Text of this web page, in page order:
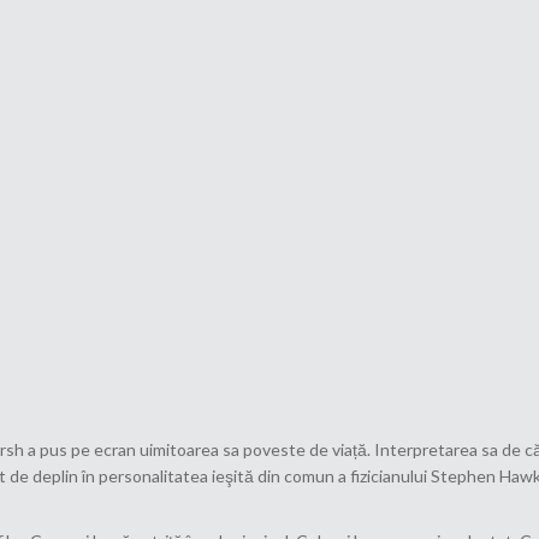
a pus pe ecran uimitoarea sa poveste de viață. Interpretarea sa de
deplin în personalitatea ieşită din comun a fizicianului Stephen